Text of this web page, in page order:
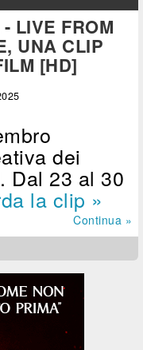
LIVE FROM
UNA CLIP
[HD]
dei
Dal 23 al 30
la clip »
Continua »